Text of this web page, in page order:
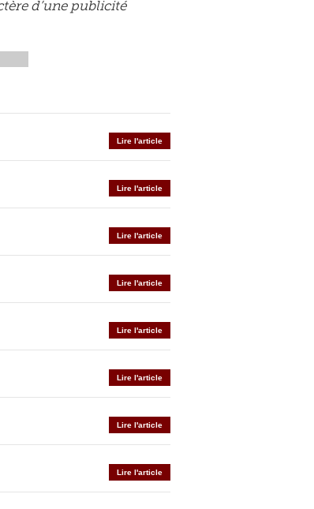
d’une publicité
Lire l'article
Lire l'article
Lire l'article
Lire l'article
Lire l'article
Lire l'article
Lire l'article
Lire l'article